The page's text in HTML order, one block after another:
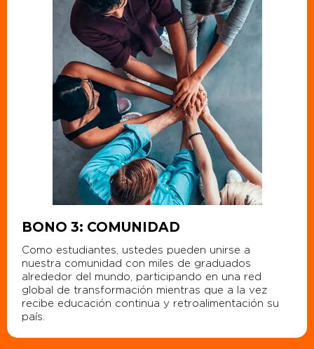
BONO 3: COMUNIDAD
Como estudiantes, ustedes pueden unirse a
nuestra comunidad con miles de graduados
alrededor del mundo, participando en una red
global de transformación mientras que a la vez
recibe educación continua y retroalimentación su
país.